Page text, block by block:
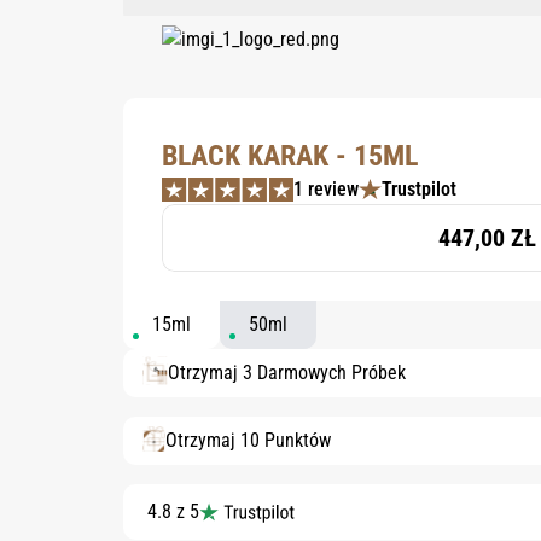
BLACK KARAK - 15ML
1 review Trustpilot
447,00 ZŁ
15ml 50ml
Otrzymaj 3 Darmowych Próbek
Otrzymaj 10 Punktów
4.8 z 5